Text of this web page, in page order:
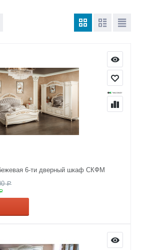
6-ти дверный шкаф СКФМ
Р